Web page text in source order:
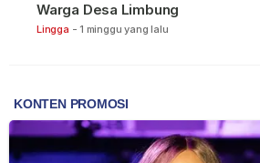
Warga Desa Limbung
Lingga - 1 minggu yang lalu